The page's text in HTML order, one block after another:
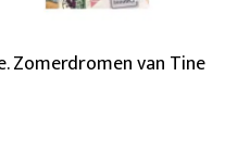
Zomerdromen van Tine